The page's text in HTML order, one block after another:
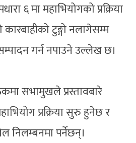
६ मा महाभियोगको प्रक्रिया
कारबाहीको टुङ्गो नलागेसम्म
गर्न नपाउने उल्लेख छ।
सभामुखले प्रस्तावबारे
प्रक्रिया सुरु हुनेछ र
निलम्बनमा पर्नेछन्।